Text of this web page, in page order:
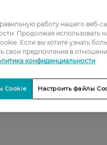
работу нашего веб-
Продолжая использовать
Если вы хотите узнать
свои предпочтения в
конфиденциальности
Настроить файлы
Cookie